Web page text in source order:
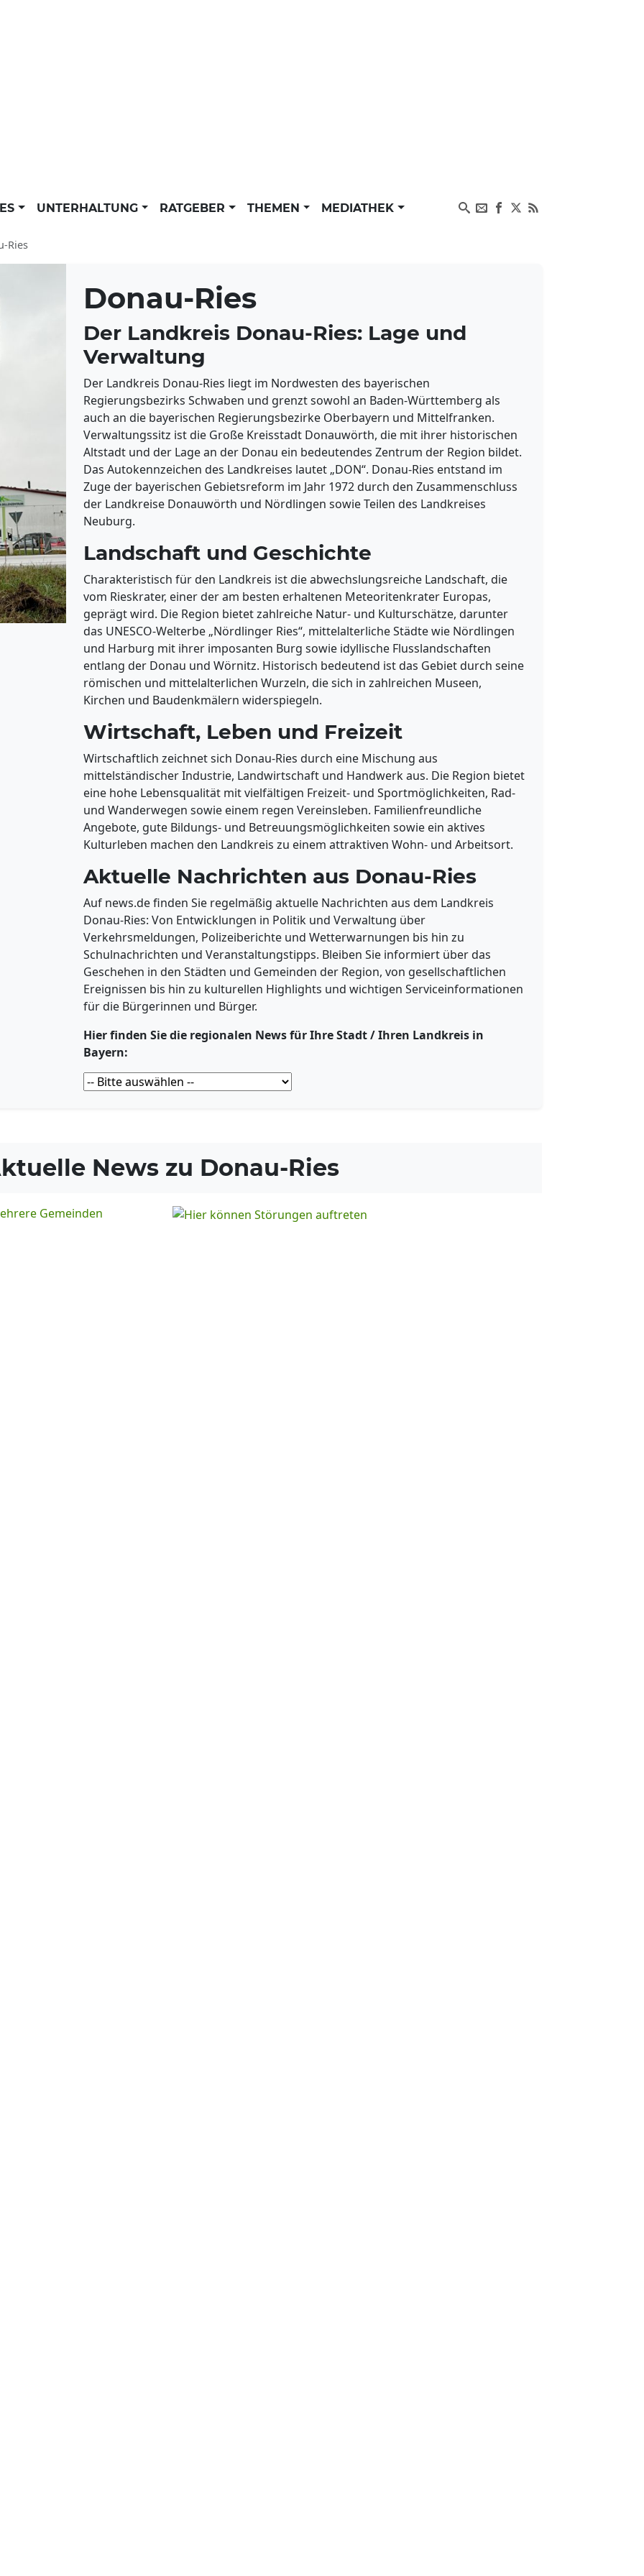
UNTERHALTUNG RATGEBER THEMEN MEDIATHEK
Ries
Donau-Ries
Der Landkreis Donau-Ries: Lage und
Verwaltung
Der Landkreis Donau-Ries liegt im Nordwesten des bayerischen
Regierungsbezirks Schwaben und grenzt sowohl an Baden-Württemberg als
auch an die bayerischen Regierungsbezirke Oberbayern und Mittelfranken.
Verwaltungssitz ist die Große Kreisstadt Donauwörth, die mit ihrer historischen
Altstadt und der Lage an der Donau ein bedeutendes Zentrum der Region bildet.
Das Autokennzeichen des Landkreises lautet „DON“. Donau-Ries entstand im
Zuge der bayerischen Gebietsreform im Jahr 1972 durch den Zusammenschluss
der Landkreise Donauwörth und Nördlingen sowie Teilen des Landkreises
Neuburg.
Landschaft und Geschichte
Charakteristisch für den Landkreis ist die abwechslungsreiche Landschaft, die
vom Rieskrater, einer der am besten erhaltenen Meteoritenkrater Europas,
geprägt wird. Die Region bietet zahlreiche Natur- und Kulturschätze, darunter
das UNESCO-Welterbe „Nördlinger Ries“, mittelalterliche Städte wie Nördlingen
und Harburg mit ihrer imposanten Burg sowie idyllische Flusslandschaften
entlang der Donau und Wörnitz. Historisch bedeutend ist das Gebiet durch seine
römischen und mittelalterlichen Wurzeln, die sich in zahlreichen Museen,
Kirchen und Baudenkmälern widerspiegeln.
Wirtschaft, Leben und Freizeit
Wirtschaftlich zeichnet sich Donau-Ries durch eine Mischung aus
mittelständischer Industrie, Landwirtschaft und Handwerk aus. Die Region bietet
eine hohe Lebensqualität mit vielfältigen Freizeit- und Sportmöglichkeiten, Rad-
und Wanderwegen sowie einem regen Vereinsleben. Familienfreundliche
Angebote, gute Bildungs- und Betreuungsmöglichkeiten sowie ein aktives
Kulturleben machen den Landkreis zu einem attraktiven Wohn- und Arbeitsort.
Aktuelle Nachrichten aus Donau-Ries
Auf news.de finden Sie regelmäßig aktuelle Nachrichten aus dem Landkreis
Donau-Ries: Von Entwicklungen in Politik und Verwaltung über
Verkehrsmeldungen, Polizeiberichte und Wetterwarnungen bis hin zu
Schulnachrichten und Veranstaltungstipps. Bleiben Sie informiert über das
Geschehen in den Städten und Gemeinden der Region, von gesellschaftlichen
Ereignissen bis hin zu kulturellen Highlights und wichtigen Serviceinformationen
für die Bürgerinnen und Bürger.
Hier finden Sie die regionalen News für Ihre Stadt / Ihren Landkreis in
Bayern:
News zu Donau-Ries